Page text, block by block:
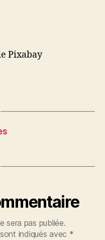
Pixabay
sera pas publiée.
indiqués avec *